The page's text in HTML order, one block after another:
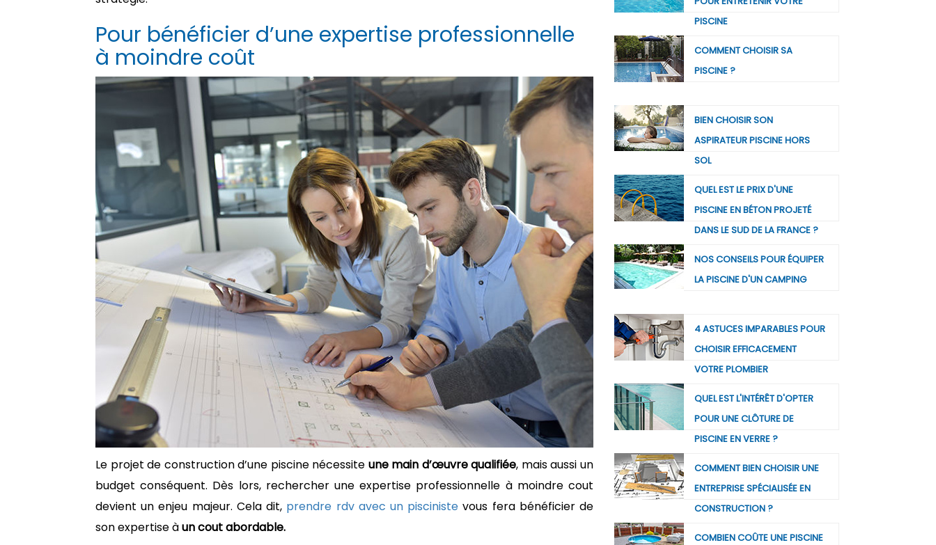
Pour bénéficier d’une expertise professionnelle
à moindre coût
Le projet de construction d’une piscine nécessite une main d’œuvre qualifiée, mais aussi un
budget conséquent. Dès lors, rechercher une expertise professionnelle à moindre cout
devient un enjeu majeur. Cela dit, prendre rdv avec un pisciniste vous fera bénéficier de
son expertise àun cout abordable.
PISCINE
COMMENT CHOISIR SA
PISCINE ?
BIEN CHOISIR SON
ASPIRATEUR PISCINE HORS
SOL
QUEL EST LE PRIX D'UNE
PISCINE EN BÉTON PROJETÉ
DANS LE SUD DE LA FRANCE ?
NOS CONSEILS POUR ÉQUIPER
LA PISCINE D'UN CAMPING
4 ASTUCES IMPARABLES POUR
CHOISIR EFFICACEMENT
VOTRE PLOMBIER
QUEL EST L'INTÉRÊT D'OPTER
POUR UNE CLÔTURE DE
PISCINE EN VERRE ?
COMMENT BIEN CHOISIR UNE
ENTREPRISE SPÉCIALISÉE EN
CONSTRUCTION ?
COMBIEN COÛTE UNE PISCINE